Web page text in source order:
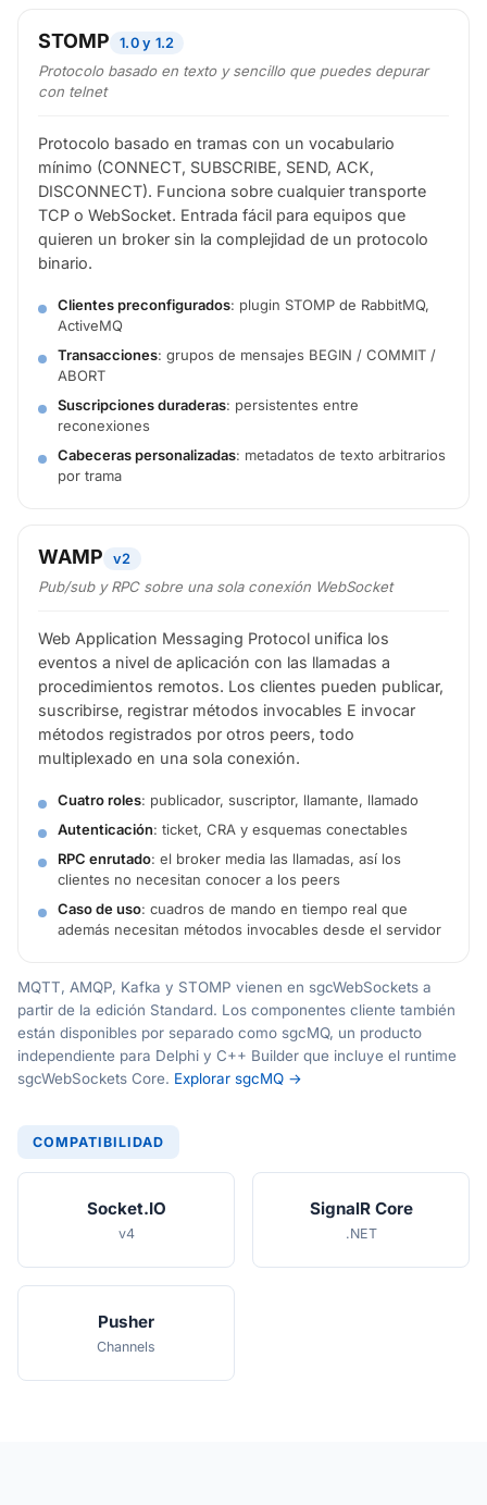
STOMP 1.0 y 1.2
Protocolo basado en texto y sencillo que puedes depurar
con telnet
Protocolo basado en tramas con un vocabulario
mínimo (CONNECT, SUBSCRIBE, SEND, ACK,
DISCONNECT). Funciona sobre cualquier transporte
TCP o WebSocket. Entrada fácil para equipos que
quieren un broker sin la complejidad de un protocolo
binario.
Clientes preconfigurados: plugin STOMP de RabbitMQ,
ActiveMQ
Transacciones: grupos de mensajes BEGIN / COMMIT /
ABORT
Suscripciones duraderas: persistentes entre
reconexiones
Cabeceras personalizadas: metadatos de texto arbitrarios
por trama
WAMP v2
Pub/sub yRPC sobre una sola conexión WebSocket
Web Application Messaging Protocol unifica los
eventos a nivel de aplicación con las llamadas a
procedimientos remotos. Los clientes pueden publicar,
suscribirse, registrar métodos invocables E invocar
métodos registrados por otros peers, todo
multiplexado en una sola conexión.
Cuatro roles: publicador, suscriptor, llamante, llamado
Autenticación: ticket, CRA y esquemas conectables
RPC enrutado: el broker media las llamadas, así los
clientes no necesitan conocer a los peers
Caso de uso: cuadros de mando en tiempo real que
además necesitan métodos invocables desde el servidor
MQTT, AMQP, Kafka y STOMP vienen en sgcWebSockets a
partir de la edición Standard. Los componentes cliente también
están disponibles por separado como sgcMQ, un producto
independiente para Delphi y C++ Builder que incluye el runtime
sgcWebSockets Core. Explorar sgcMQ →
COMPATIBILIDAD
Socket.IO
v4
SignalR Core
.NET
Pusher
Channels